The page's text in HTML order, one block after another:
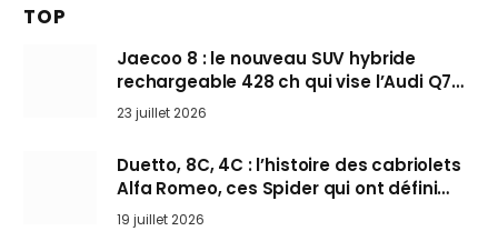
TOP
Jaecoo 8 : le nouveau SUV hybride
rechargeable 428 ch qui vise l’Audi Q7
arrive en Europe cet automne
23 juillet 2026
Duetto, 8C, 4C : l’histoire des cabriolets
Alfa Romeo, ces Spider qui ont défini
l’art de rouler cheveux au vent
19 juillet 2026